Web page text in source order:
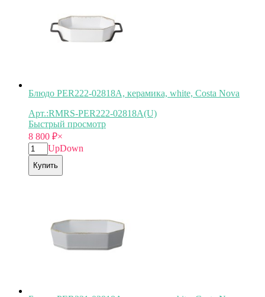
Блюдо PER222-02818A, керамика, white, Costa Nova
Арт.:RMRS-PER222-02818A(U)
Быстрый просмотр
8 800 ₽×
UpDown
Купить